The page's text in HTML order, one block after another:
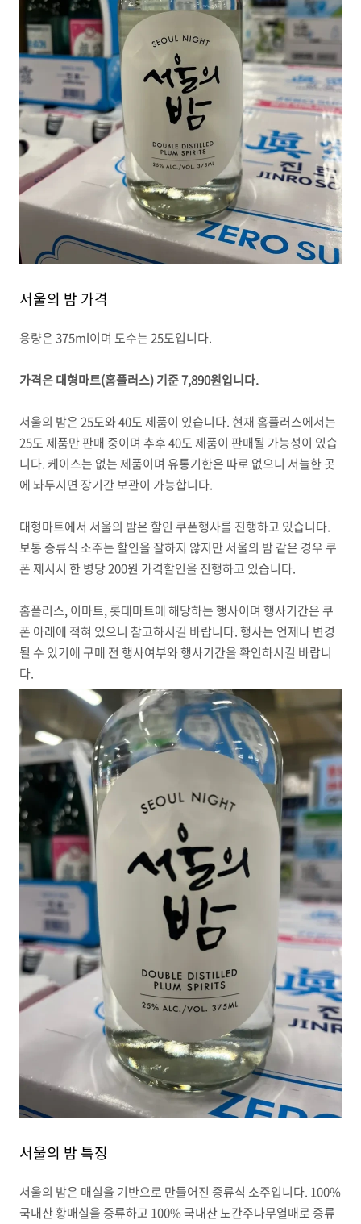
서울의 밤 가격
용량은 375ml이며 도수는 25도입니다.
가격은 대형마트(홈플러스) 기준 7,890원입니다.
서울의 밤은 25도와 40도 제품이 있습니다. 현재 홈플러스에서는
25도 제품만 판매 중이며 추후 40도 제품이 판매될 가능성이 있습
니다. 케이스는 없는 제품이며 유통기한은 따로 없으니 서늘한 곳
에 놔두시면 장기간 보관이 가능합니다.
대형마트에서 서울의 밤은 할인 쿠폰행사를 진행하고 있습니다.
보통 증류식 소주는 할인을 잘하지 않지만 서울의 밤 같은 경우 쿠
폰 제시시 한 병당 200원 가격할인을 진행하고 있습니다.
홈플러스, 이마트, 롯데마트에 해당하는 행사이며 행사기간은 쿠
폰 아래에 적혀 있으니 참고하시길 바랍니다. 행사는 언제나 변경
될 수 있기에 구매 전 행사여부와 행사기간을 확인하시길 바랍니
다.
서울의 밤 특징
서울의 밤은 매실을 기반으로 만들어진 증류식 소주입니다. 100%
국내산 황매실을 증류하고 100% 국내산 노간주나무열매로 증류